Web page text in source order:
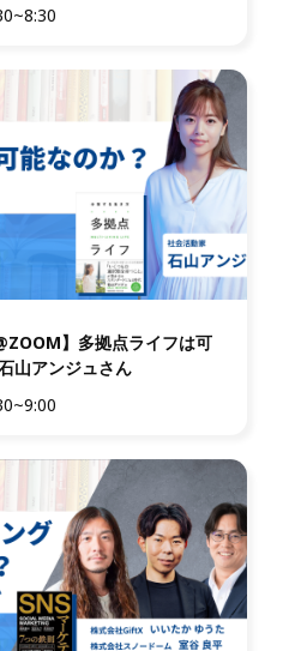
】多拠点ライフは可
山アンジュさん